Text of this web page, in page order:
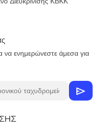
ενημερώνεστε άμεσα για